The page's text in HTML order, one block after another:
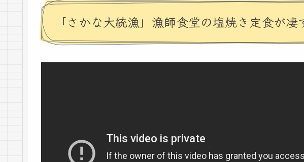
「さかな大統漁」漁師食堂の塩焼き定食が凄